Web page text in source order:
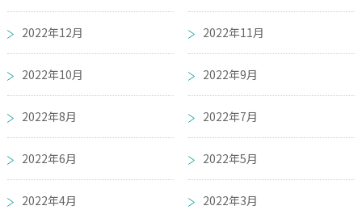
2022年12月 2022年11月
2022年10月 2022年9月
2022年8月 2022年7月
2022年6月 2022年5月
2022年4月 2022年3月